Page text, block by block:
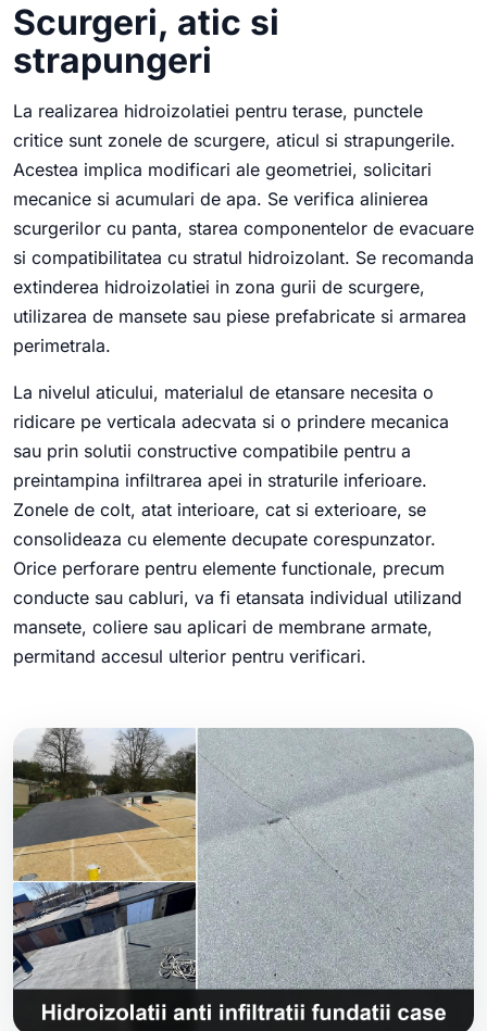
Scurgeri, atic si
strapungeri
La realizarea hidroizolatiei pentru terase, punctele
critice sunt zonele de scurgere, aticul si strapungerile.
Acestea implica modificari ale geometriei, solicitari
mecanice si acumulari de apa. Se verifica alinierea
scurgerilor cu panta, starea componentelor de evacuare
si compatibilitatea cu stratul hidroizolant. Se recomanda
extinderea hidroizolatiei in zona gurii de scurgere,
utilizarea de mansete sau piese prefabricate si armarea
perimetrala.
La nivelul aticului, materialul de etansare necesita o
ridicare pe verticala adecvata si o prindere mecanica
sau prin solutii constructive compatibile pentru a
preintampina infiltrarea apei in straturile inferioare.
Zonele de colt, atat interioare, cat si exterioare, se
consolideaza cu elemente decupate corespunzator.
Orice perforare pentru elemente functionale, precum
conducte sau cabluri, va fi etansata individual utilizand
mansete, coliere sau aplicari de membrane armate,
permitand accesul ulterior pentru verificari.